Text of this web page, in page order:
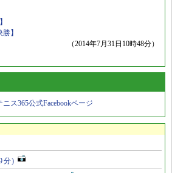
】
（2014年7月31日10時48分）
ニス365公式Facebookページ
分)